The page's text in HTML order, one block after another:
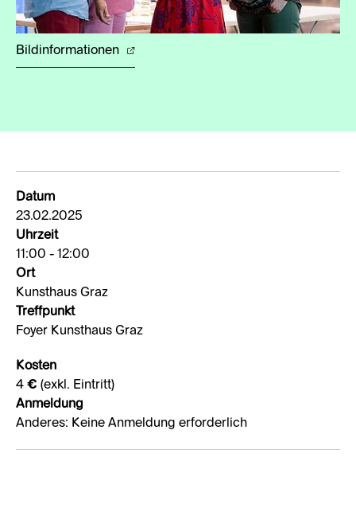
Bildinformationen
Datum
23.02.2025
Uhrzeit
11:00 - 12:00
Ort
Kunsthaus Graz
Treffpunkt
Foyer Kunsthaus Graz
Kosten
4 € (exkl. Eintritt)
Anmeldung
Anderes: Keine Anmeldung erforderlich